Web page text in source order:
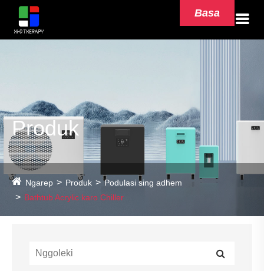
Basa
Produk
Ngarep Produk
Podulasi sing adhem
Bathtub Acrylic karo Chiller